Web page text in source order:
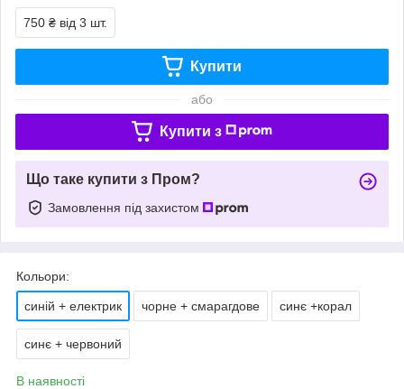
750 ₴ від 3 шт.
Купити
або
Купити з
Що таке купити з Пром?
Замовлення під захистом
Кольори:
синій + електрик чорне + смарагдове синє +корал
синє + червоний
В наявності